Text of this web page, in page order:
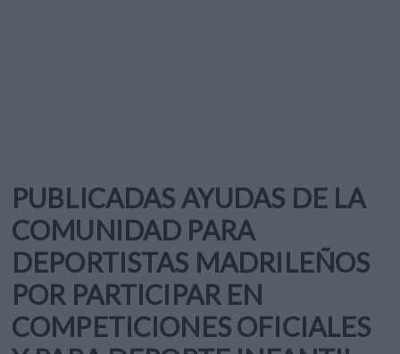
PUBLICADAS AYUDAS DE LA
COMUNIDAD PARA
DEPORTISTAS MADRILEÑOS
POR PARTICIPAR EN
COMPETICIONES OFICIALES